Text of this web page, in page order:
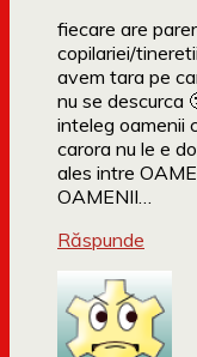
fiecare are
copilariei/
avem tara pe
nu se descurca
inteleg oamenii
carora nu le e
ales intre
OAMENII…
Răspunde